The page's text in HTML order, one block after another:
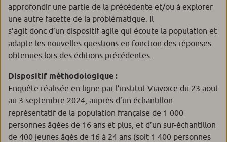
approfondir une partie de la précédente et/ou à explorer
une autre facette de la problématique. Il
s’agit donc d’un dispositif agile qui écoute la population et
adapte les nouvelles questions en fonction des réponses
obtenues lors des éditions précédentes.
Dispositif méthodologique :
Enquête réalisée en ligne par l’institut Viavoice du 23 aout
au 3 septembre 2024, auprès d’un échantillon
représentatif de la population française de 1 000
personnes âgées de 16 ans et plus, et d’un sur-échantillon
de 400 jeunes âgés de 16 à 24 ans (soit 1 400 personnes